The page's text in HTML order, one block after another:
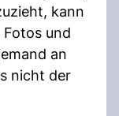
kann
und
an
nicht der